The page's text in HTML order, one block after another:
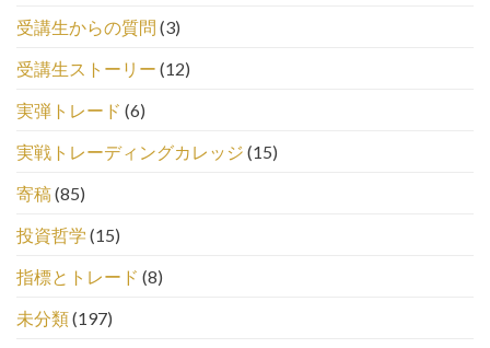
受講生からの質問 (3)
受講生ストーリー (12)
実弾トレード (6)
実戦トレーディングカレッジ (15)
寄稿(85)
投資哲学 (15)
指標とトレード (8)
未分類(197)